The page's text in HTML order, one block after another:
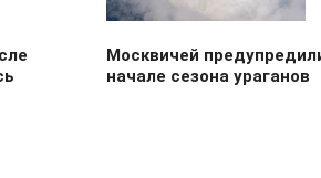
Москвичей
начале сезона ураганов